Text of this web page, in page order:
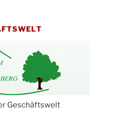
im Ev. Gemeindehaus von 10-
um 18:00 Uhr in der
Gottesdienst in der Kirche
Geschäftswelt